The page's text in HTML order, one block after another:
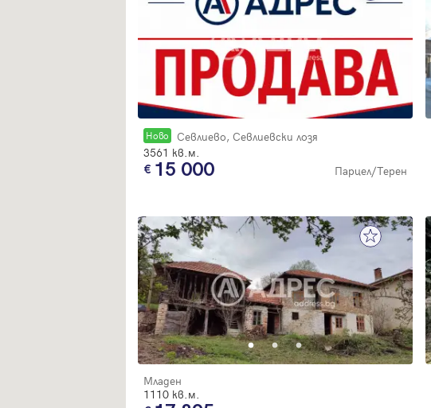
Новo
Севлиево, Севлиевски лозя
3561 кв.м.
15 000 Парцел/Терен
Младен
1110 кв.м.